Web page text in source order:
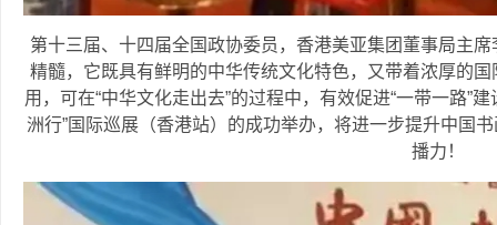
第十三届、十四届全国政协委员，香港美亚集团董事局主
精髓，它既具有鲜明的中华传统文化特色，又带着浓厚的
用，可在“中华文化走出去”的过程中，有效促进“一带一路”
洲行”国际巡展（香港站）的成功举办，将进一步提升中国
播力！